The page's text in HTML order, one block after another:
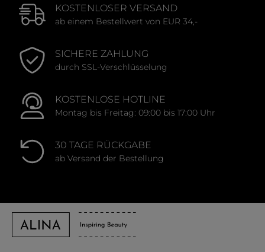
KOSTENLOSER VERSAND
ab einem Bestellwert von EUR 34,-
SICHERE ZAHLUNG
durch SSL-Verschlüsselung
KOSTENLOSE HOTLINE
Montag bis Freitag: 09:00 bis 17:00 Uhr
30 TAGE RÜCKGABE
ab Versand der Bestellung